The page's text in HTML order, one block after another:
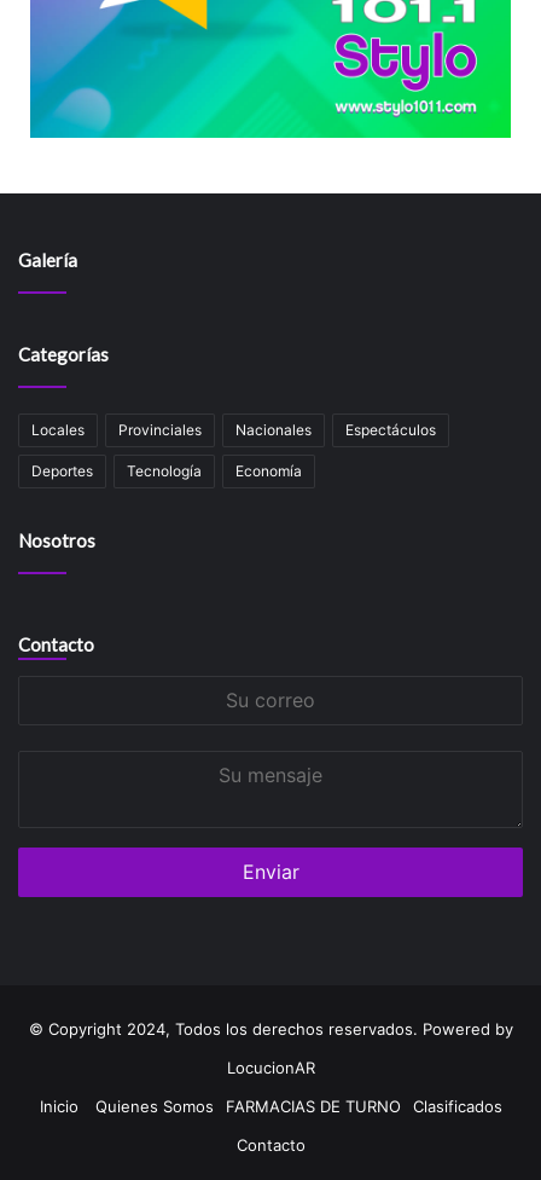
Galería
Categorías
Locales Provinciales Nacionales Espectáculos
Deportes Tecnología Economía
Nosotros
Contacto
© Copyright 2024, Todos los derechos reservados. Powered by
LocucionAR
Inicio
Quienes Somos FARMACIAS DE TURNO
Clasificados
Contacto